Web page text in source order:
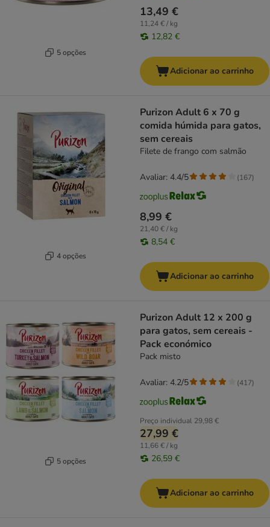
5 opções
13,49 €
11,24 € / kg
12,82 €
Adicionar ao carrinho
4 opções
Purizon Adult 6 x 70 g
comida húmida para gatos,
sem cereais
Filete de frango com salmão
8,99 €
21,40 € / kg
8,54 €
Avaliar: 4.4/5 (167)
Adicionar ao carrinho
5 opções
Purizon Adult 12 x 200 g
para gatos, sem cereais -
Pack económico
Pack misto
Preço individual 29,98 €
27,99 €
11,66 € / kg
26,59 €
Avaliar: 4.2/5 (417)
Adicionar ao carrinho